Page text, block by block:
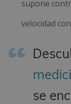
supone
velocidad
se